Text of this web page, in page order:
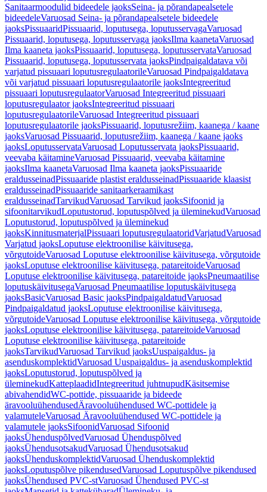
Sanitaarmoodulid bideedele jaoksSeina- ja põrandapealsetele
bideedeleVaruosad Seina- ja põrandapealsetele bideedele
jaoksPissuaaridPissuaarid, loputusega, loputusservagaVaruosad
Pissuaarid, loputusega, loputusservaga jaoksIlma kaanetaVaruosad
Ilma kaaneta jaoksPissuaarid, loputusega, loputusservataVaruosad
Pissuaarid, loputusega, loputusservata jaoksPindpaigaldatava või
varjatud pissuaari loputusregulaatorileVaruosad Pindpaigaldatava
või varjatud pissuaari loputusregulaatorile jaoksIntegreeritud
pissuaari loputusregulaatorVaruosad Integreeritud pissuaari
loputusregulaator jaoksIntegreeritud pissuaari
loputusregulaatorileVaruosad Integreeritud pissuaari
loputusregulaatorile jaoksPissuaarid, loputusrežiim, kaanega / kaane
jaoksVaruosad Pissuaarid, loputusrežiim, kaanega / kaane jaoks
jaoksLoputusservataVaruosad Loputusservata jaoksPissuaarid,
veevaba käitamineVaruosad Pissuaarid, veevaba käitamine
jaoksIlma kaanetaVaruosad Ilma kaaneta jaoksPissuaaride
eraldusseinadPissuaaride plastist eraldusseinadPissuaaride klaasist
eraldusseinadPissuaaride sanitaarkeraamikast
eraldusseinadTarvikudVaruosad Tarvikud jaoksSifoonid ja
sifoonitarvikudLoputustorud, loputuspõlved ja üleminekudVaruosad
Loputustorud, loputuspõlved ja üleminekud
jaoksKinnitusmaterjalPissuaari loputusregulaatoridVarjatudVaruosad
Varjatud jaoksLoputuse elektroonilise käivitusega,
võrgutoideVaruosad Loputuse elektroonilise käivitusega, võrgutoide
jaoksLoputuse elektroonilise käivitusega, patareitoideVaruosad
Loputuse elektroonilise käivitusega, patareitoide jaoksPneumaatilise
loputuskäivitusegaVaruosad Pneumaatilise loputuskäivitusega
jaoksBasicVaruosad Basic jaoksPindpaigaldatudVaruosad
Pindpaigaldatud jaoksLoputuse elektroonilise käivitusega,
võrgutoideVaruosad Loputuse elektroonilise käivitusega, võrgutoide
jaoksLoputuse elektroonilise käivitusega, patareitoideVaruosad
Loputuse elektroonilise käivitusega, patareitoide
jaoksTarvikudVaruosad Tarvikud jaoksUuspaigaldus- ja
asenduskomplektidVaruosad Uuspaigaldus- ja asenduskomplektid
jaoksLoputustorud, loputuspõlved ja
üleminekudKatteplaadidIntegreeritud juhtnupudKäsitsemise
abivahendidWC-pottide, pissuaaride ja bideede
äravooluühendusedÄravooluühendused WC-pottidele ja
valamuteleVaruosad Äravooluühendused WC-pottidele ja
valamutele jaoksSifoonidVaruosad Sifoonid
jaoksÜhenduspõlvedVaruosad Ühenduspõlved
jaoksÜhendusotsakudVaruosad Ühendusotsakud
jaoksÜhenduskomplektidVaruosad Ühenduskomplektid
jaoksLoputuspõlve pikendusedVaruosad Loputuspõlve pikendused
jaoksÜhendused PVC-stVaruosad Ühendused PVC-st